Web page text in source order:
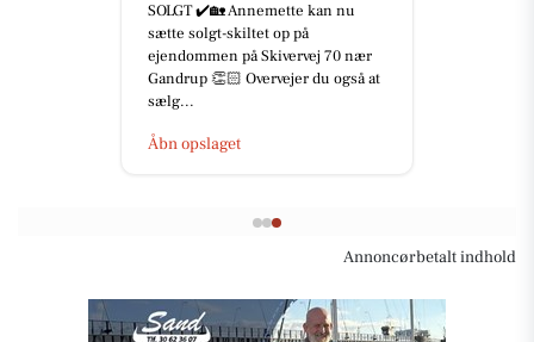
SOLGT ✔️🏡 Annemette kan nu
sætte solgt-skiltet op på
ejendommen på Skivervej 70 nær
Gandrup 👏🏻 Overvejer du også at
sælg...
Åbn opslaget
Annoncørbetalt indhold